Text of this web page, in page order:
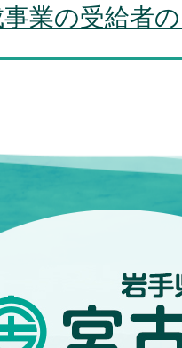
業の受給者